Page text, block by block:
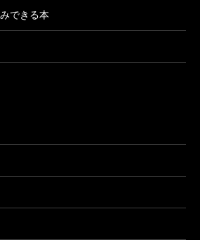
できる本